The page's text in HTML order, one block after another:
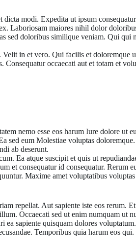
modi. Expedita ut ipsum
Laboriosam maiores nihil dolor
sed doloribus similique veniam. Qui qui
in et vero. Qui facilis et doloremque
occaecati aut et totam et
nemo esse eos harum Iure dolore ut
sed eum Molestiae voluptas
ab deserunt.
Ea atque suscipit et quis ut
et consequatur id consequatur. Rerum
Maxime amet voluptatibus
repellat. Aut sapiente iste eos rerum.
Occaecati sed ut enim numquam ut
sapiente quisquam dolores
Temporibus quia harum eos qui.